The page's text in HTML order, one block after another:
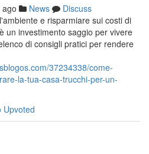
News
Discuss
e risparmiare sui costi di
un investimento saggio per vivere
di consigli pratici per rendere
37234338/come-
la-tua-casa-trucchi-per-un-
Upvoted